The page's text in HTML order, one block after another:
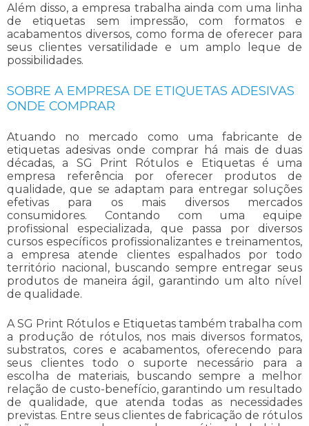
Além disso, a empresa trabalha ainda com uma linha
de etiquetas sem impressão, com formatos e
acabamentos diversos, como forma de oferecer para
seus clientes versatilidade e um amplo leque de
possibilidades.
SOBRE A EMPRESA DE ETIQUETAS ADESIVAS
ONDE COMPRAR
Atuando no mercado como uma fabricante de
etiquetas adesivas onde comprar há mais de duas
décadas, a SG Print Rótulos e Etiquetas é uma
empresa referência por oferecer produtos de
qualidade, que se adaptam para entregar soluções
efetivas para os mais diversos mercados
consumidores. Contando com uma equipe
profissional especializada, que passa por diversos
cursos específicos profissionalizantes e treinamentos,
a empresa atende clientes espalhados por todo
território nacional, buscando sempre entregar seus
produtos de maneira ágil, garantindo um alto nível
de qualidade.
A SG Print Rótulos e Etiquetas também trabalha com
a produção de rótulos, nos mais diversos formatos,
substratos, cores e acabamentos, oferecendo para
seus clientes todo o suporte necessário para a
escolha de materiais, buscando sempre a melhor
relação de custo-benefício, garantindo um resultado
de qualidade, que atenda todas as necessidades
previstas. Entre seus clientes de fabricação de rótulos